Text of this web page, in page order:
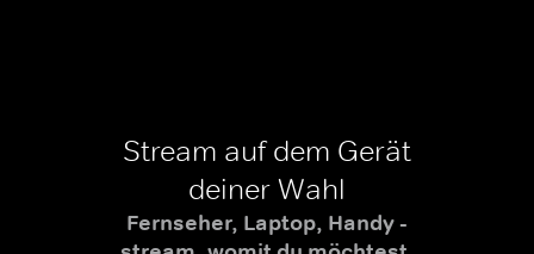
Stream auf dem Gerät
deiner Wahl
Fernseher, Laptop, Handy -